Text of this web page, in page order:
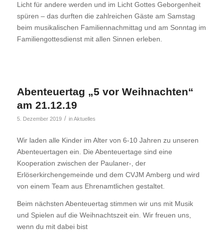
Licht für andere werden und im Licht Gottes Geborgenheit
spüren – das durften die zahlreichen Gäste am Samstag
beim musikalischen Familiennachmittag und am Sonntag im
Familiengottesdienst mit allen Sinnen erleben.
Abenteuertag „5 vor Weihnachten“
am 21.12.19
5. Dezember 2019 / inAktuelles
Wir laden alle Kinder im Alter von 6-10 Jahren zu unseren
Abenteuertagen ein. Die Abenteuertage sind eine
Kooperation zwischen der Paulaner-, der
Erlöserkirchengemeinde und dem CVJM Amberg und wird
von einem Team aus Ehrenamtlichen gestaltet.
Beim nächsten Abenteuertag stimmen wir uns mit Musik
und Spielen auf die Weihnachtszeit ein. Wir freuen uns,
wenn du mit dabei bist